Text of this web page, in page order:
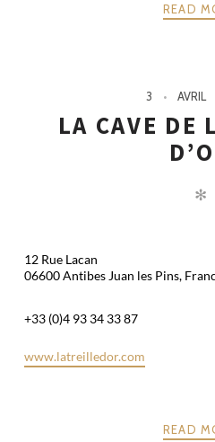
READ
3 AVRIL
LA CAVE DE
✻
12 Rue Lacan
06600 Antibes Juan les Pins,
+33 (0)4 93 34 33 87
www.latreilledor.com
READ